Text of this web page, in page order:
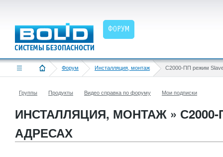
ФОРУМ
Форум Инсталляция, монтаж
Группы Продукты Видео справка по форуму Мои подписки
ИНСТАЛЛЯЦИЯ, МОНТАЖ »
АДРЕСАХ